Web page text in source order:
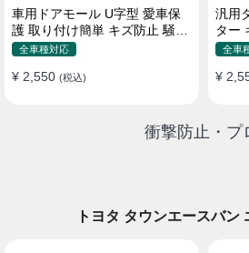
車用ドアモール U字型 愛車保
護 取り付け簡単 キズ防止 騒音
低減 5m バンパーストリップ
全車種対応
¥ 2,550 (税込)
汎用
ター
り付
全車
¥
衝撃防止・プ
トヨタ タウンエースバン